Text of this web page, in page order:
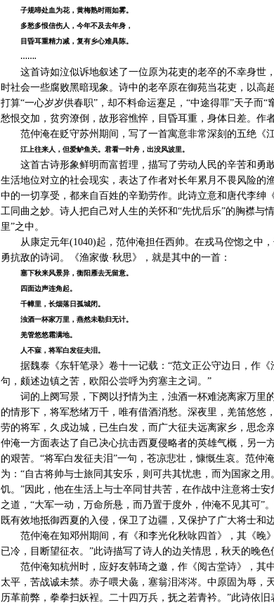
子规啼处血为花，黄梅熟时雨如雾。
多愁多恨信伤人，今年不及去年身，
目昏耳重精力减，复有乡心难具陈。
…….
这首诗如泣似诉地叙述了一位原为花吏的老卒的不幸身世
时社会一些腐败黑暗现象。诗中的老卒原在御苑当花吏，以高
打算“一心岁岁供春职”，却不料命运蹇足，“中途得罪”天子而
愁恨交加，贫穷潦倒，故形容憔悴，目昏耳重，身体日差。作
范仲淹在贬守苏州期间，写了一首寓意非常深刻的五绝《
江上往来人，但爱鲈鱼关。君看一叶舟，出没风波里。
这首古诗形象鲜明而富哲理，描写了劳动人民的辛苦和勇
生活地位对立的社会现实，表达了作者对长年累月不畏风险的
中的一切享受，都来自百姓的辛勤劳作。此诗立意和唐代李绅
工同曲之妙。诗人把自己对人生的关怀和“先忧后乐”的胸襟与
里”之中。
从康定元年(1040)起，范仲淹担任西帅。在戎马倥惚之中
勇抗敌的诗词。《渔家傲·秋思》，就是其中的一首：
塞下秋来风景异，衡阳雁去无留意。
四面边声连角起。
千幛里，长烟落日孤城闭。
浊酒一杯家万里，燕然未勒归无计。
羌管悠悠霜满地。
人不寐，将军白发征夫泪。
据魏泰《东轩笔录》卷十一记载：“范文正公守边日，作
句，颇述边镇之苦，欧阳公尝呼为穷塞主之词。”
词的上阕写景，下阕以抒情为主，浊酒一杯难浇离家万里
的情形下，将军愁绪万千，唯有借酒消愁。深夜里，羌笛悠悠
劳的将军，久戍边城，已生白发，而广大征夫远离家乡，思念
仲淹一方面表达了自己决心抗击西夏侵略者的英雄气概，另一
的艰苦。“将军白发征夫泪”一句，苍凉悲壮，慷慨生哀。范仲
为：“自古将帅与士旅同其安乐，则可共其忧患，而为国家之
饥。”因此，他在生活上与士卒同甘共苦，在作战中注意将士
之道，“大军一动，万命所悬，而乃置于度外，仲淹不见其可”
既有效地抵御西夏的入侵，保卫了边疆，又保护了广大将士和
范仲淹在知邓州期间，有《和李光化秋咏四首》，其《晚
已冷，目断望征衣。”此诗描写了诗人的边关情思，秋天的晚色
范仲淹知杭州时，应好友韩琦之邀，作《阅古堂诗》，其
太平，苦战诚未禁。赤子喂犬彘，塞翁泪涔涔。中原固为辱，
历革前弊，拳拳扫妖裎。二十四万兵，抚之若青衿。”此诗依旧